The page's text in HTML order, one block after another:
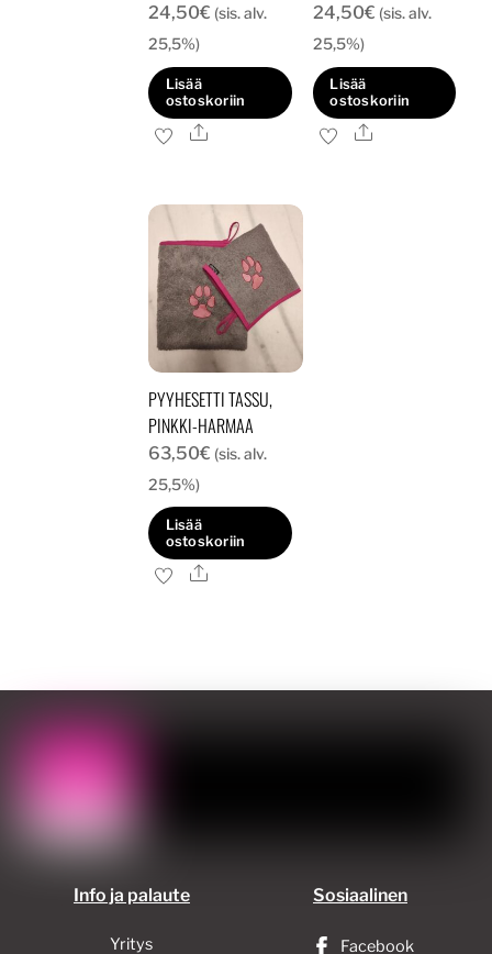
24,50€ (sis. alv.
25,5%)
Lisää
ostoskoriin
Ale
24,50€ (sis. alv.
25,5%)
Lisää
ostoskoriin
Ale
PYYHESETTI TASSU,
PINKKI-HARMAA
63,50€ (sis. alv.
25,5%)
Lisää
ostoskoriin
Ale
Info ja palaute
Yritys
Sosiaalinen
Facebook